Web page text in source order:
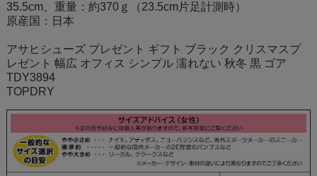
35.5cm、重量：約370ｇ（23.5cm片足計測時）
原産国：日本
アサヒシューズ プレゼント ギフト ブラック クリスマスプ
レゼント 幅広 オフィス シンプル 濡れない 秋冬 黒 ゴア
TDY3894
TOPDRY